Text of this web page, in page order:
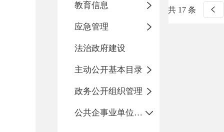
教育信息
应急管理
法治政府建设
主动公开基本目录
政务公开组织管理
公共企事业单位信息公开
共 17 条